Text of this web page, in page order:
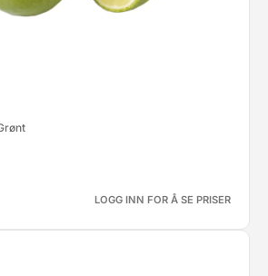
LOGG INN FOR Å SE PRISER